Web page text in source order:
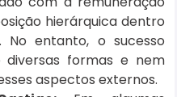
hierárquica dentro
No entanto, o sucesso
formas e nem
aspectos externos.